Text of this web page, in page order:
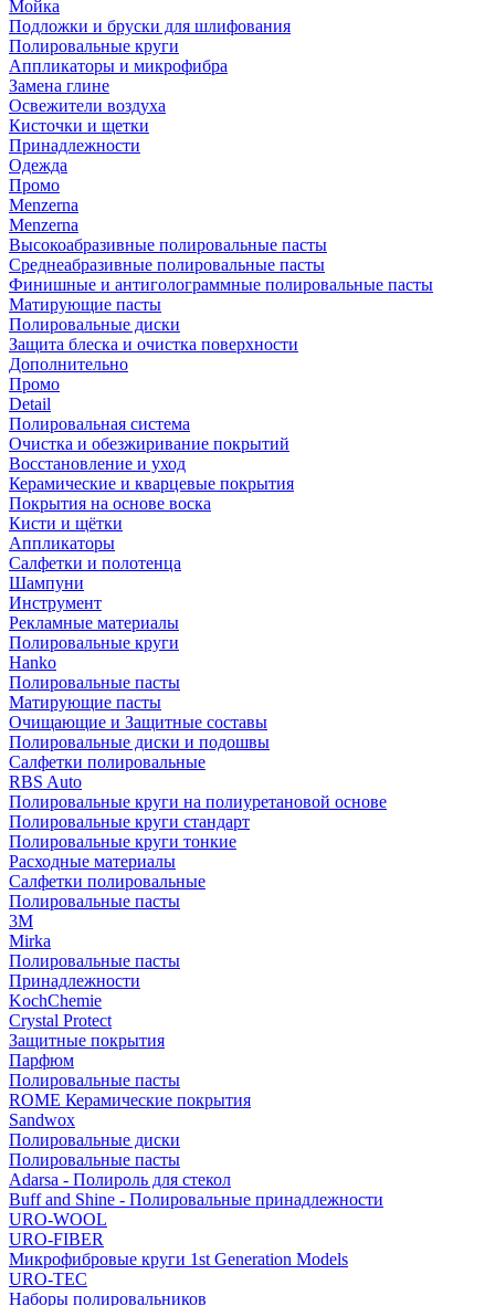
Мойка
Подложки и бруски для шлифования
Полировальные круги
Аппликаторы и микрофибра
Замена глине
Освежители воздуха
Кисточки и щетки
Принадлежности
Одежда
Промо
Menzerna
Menzerna
Высокоабразивные полировальные пасты
Среднеабразивные полировальные пасты
Финишные и антиголограммные полировальные пасты
Матирующие пасты
Полировальные диски
Защита блеска и очистка поверхности
Дополнительно
Промо
Detail
Полировальная система
Очистка и обезжиривание покрытий
Восстановление и уход
Керамические и кварцевые покрытия
Покрытия на основе воска
Кисти и щётки
Аппликаторы
Салфетки и полотенца
Шампуни
Инструмент
Рекламные материалы
Полировальные круги
Hanko
Полировальные пасты
Матирующие пасты
Очищающие и Защитные составы
Полировальные диски и подошвы
Салфетки полировальные
RBS Auto
Полировальные круги на полиуретановой основе
Полировальные круги стандарт
Полировальные круги тонкие
Расходные материалы
Салфетки полировальные
Полировальные пасты
3М
Mirka
Полировальные пасты
Принадлежности
KochChemie
Crystal Protect
Защитные покрытия
Парфюм
Полировальные пасты
ROME Керамические покрытия
Sandwox
Полировальные диски
Полировальные пасты
Adarsa - Полироль для стекол
Buff and Shine - Полировальные принадлежности
URO-WOOL
URO-FIBER
Микрофибровые круги 1st Generation Models
URO-TEC
Наборы полировальников